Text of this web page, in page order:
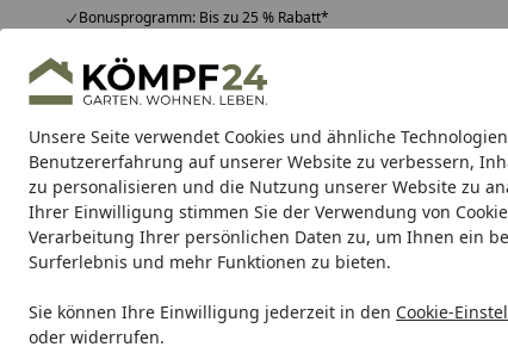
Unsere Seite verwendet Cookies und ähnliche
Benutzererfahrung auf unserer Website zu verbessern,
zu personalisieren und die Nutzung unserer Website zu
Ihrer Einwilligung stimmen Sie der Verwendung von
Verarbeitung Ihrer persönlichen Daten zu, um Ihnen ein
Surferlebnis und mehr Funktionen zu bieten.
Sie können Ihre Einwilligung jederzeit in den Cookie-
oder widerrufen.
Bonusprogramm: Bis zu 25 % Rabatt*
Hotline07051 / 9 22 22
Mo-Fr. 8-16 Uhr 25.961 Bewertungen
Alle Produkte
Alle ProdukteHighlights Tipps & Tricks
Zauntechnik Einstabmatten
Karibu Pools inkl.
Dein Traumpool im Sorglos-